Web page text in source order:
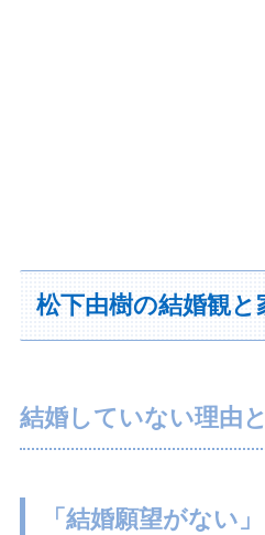
松下由樹の結婚観と
結婚していない理由
「結婚願望がない